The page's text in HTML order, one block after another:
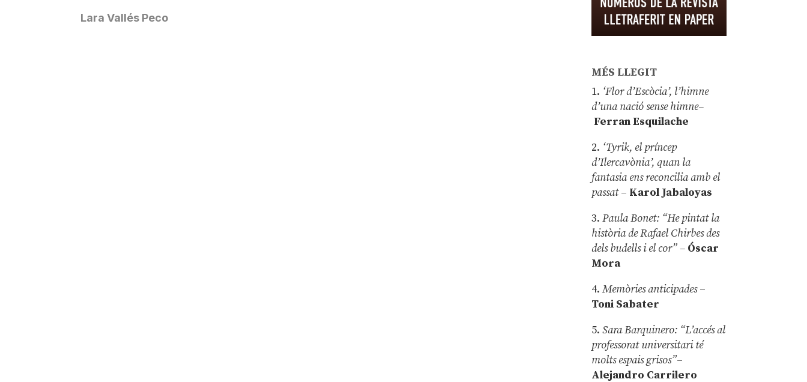
Lara Vallés Peco
MÉS LLEGIT
1. ‘Flor d’Escòcia’, l’himne
d’una nació sense himne–
Ferran Esquilache
2. ‘Tyrik, el príncep
d’Ilercavònia’, quan la
fantasia ens reconcilia amb el
passat– Karol Jabaloyas
3.Paula Bonet: “He pintat la
història de Rafael Chirbes des
dels budells i el cor” – Óscar
Mora
4.Memòries anticipades–
Toni Sabater
5.Sara Barquinero: “L’accés al
professorat universitari té
molts espais grisos”–
Alejandro Carrilero